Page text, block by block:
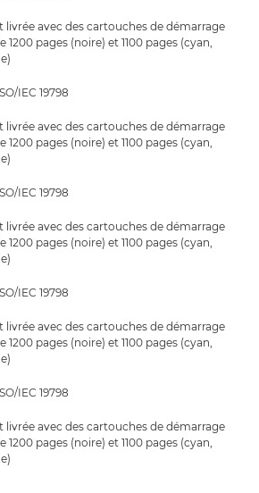
livrée avec des cartouches de démarrage
1200 pages (noire) et 1100 pages (cyan,
IEC 19798
livrée avec des cartouches de démarrage
1200 pages (noire) et 1100 pages (cyan,
IEC 19798
livrée avec des cartouches de démarrage
1200 pages (noire) et 1100 pages (cyan,
IEC 19798
livrée avec des cartouches de démarrage
1200 pages (noire) et 1100 pages (cyan,
IEC 19798
livrée avec des cartouches de démarrage
1200 pages (noire) et 1100 pages (cyan,